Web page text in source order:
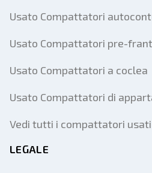
Usato Compattatori
Usato Compattatori pre-
Usato Compattatori a coclea
Usato Compattatori di
Vedi tutti i compattatori usati
LEGALE